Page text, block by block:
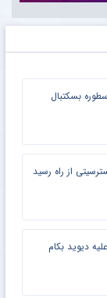
بسکتبال
از راه رسید
دیوید بکام